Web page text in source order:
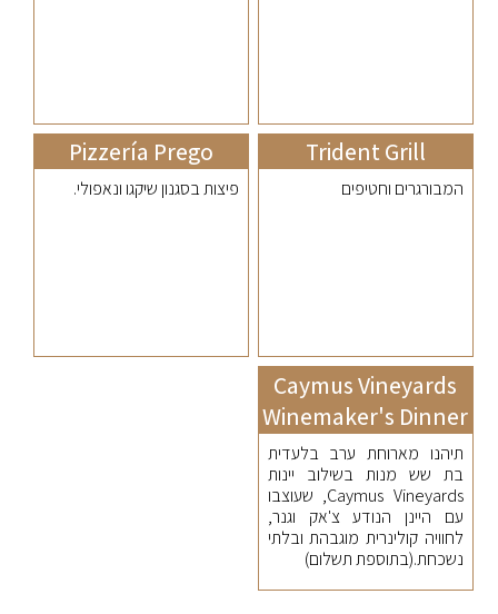
Trident Grill
המבורגרים וחטיפים
Pizzería Prego
פיצות בסגנון שיקגו ונאפולי.
Caymus Vineyards
Winemaker's Dinner
תיהנו מארוחת ערב בלעדית
בת שש מנות בשילוב יינות
Caymus Vineyards, שעוצבו
עם היינן הנודע צ'אק וגנר,
לחוויה קולינרית מוגבהת ובלתי
נשכחת.(בתוספת תשלום)